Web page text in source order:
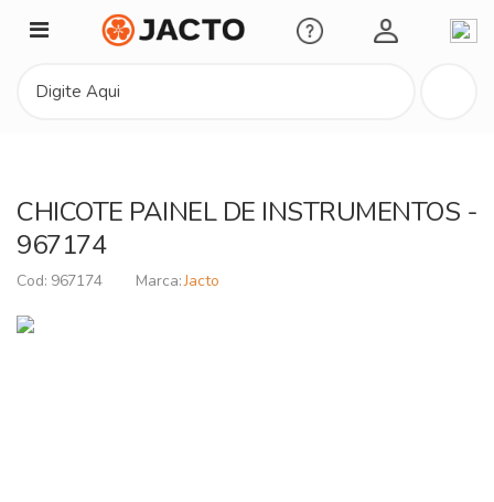
Minha Conta
CHICOTE PAINEL DE INSTRUMENTOS -
967174
967174 Jacto